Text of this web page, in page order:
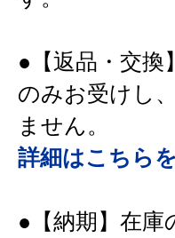
●【返品・交換
のみお受けし
ません。
詳細はこちら
●【納期】在